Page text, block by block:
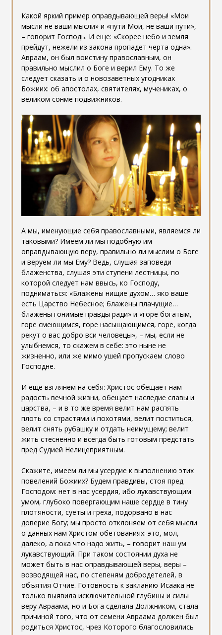
Какой яркий пример оправдывающей веры! «Мои
мысли не ваши мысли» и «пути Мои, не ваши пути»,
– говорит Господь. И еще: «Скорее небо и земля
прейдут, нежели из закона пропадет черта одна».
Авраам, он был воистину православным, он
правильно мыслил о Боге и верил Ему. То же
следует сказать и о новозаветных угодниках
Божиих: об апостолах, святителях, мучениках, о
великом сонме подвижников.
А мы, именующие себя православными, являемся ли
таковыми? Имеем ли мы подобную им
оправдывающую веру, правильно ли мыслим о Боге
и веруем ли мы Ему? Ведь, слушая заповеди
блаженства, слушая эти ступени лестницы, по
которой следует нам ввысь, ко Господу,
подниматься: «Блажены нищие духом… яко ваше
есть Царство Небесное; блажены плачущие…
блажены гонимые правды ради» и «горе богатым,
горе смеющимся, горе насыщающимся, горе, когда
рекут о вас добро вси человецы», – мы, если не
улыбнемся, то скажем в себе: это ныне не
жизненно, или же мимо ушей пропускаем слово
Господне.
И еще взглянем на себя: Христос обещает нам
радость вечной жизни, обещает наследие славы и
царства, – и в то же время велит нам распять
плоть со страстями и похотями, велит поститься,
велит снять рубашку и отдать неимущему; велит
жить стесненно и всегда быть готовым предстать
пред Судией Нелицеприятным.
Скажите, имеем ли мы усердие к выполнению этих
повелений Божиих? Будем правдивы, стоя пред
Господом: нет в нас усердия, ибо лукавствующим
умом, глубоко повергающим наше сердце в тину
плотяности, суеты и греха, подорвано в нас
доверие Богу; мы просто отклоняем от себя мысли
о данных нам Христом обетованиях: это, мол,
далеко, а пока что надо жить, – говорит наш ум
лукавствующий. При таком состоянии духа не
может быть в нас оправдывающей веры, веры –
возводящей нас, по степеням добродетелей, в
объятия Отчие. Готовность к закланию Исаака не
только выявила исключительной глубины и силы
веру Авраама, но и Бога сделала Должником, стала
причиной того, что от семени Авраама должен был
родиться Христос, чрез Которого благословились